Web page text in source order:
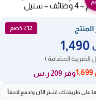
ان 60 سم – 4 وظائف – ستيل
٪12 خصم
الضريبة المضافة )
1,699 وفر 209 ر.س
على طريقتك، اشترِ الآن وادفع لاحقاً